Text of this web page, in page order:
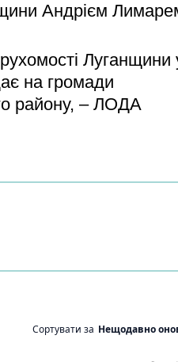
Андрієм
Луганщини
на громади
району, – ЛОДА